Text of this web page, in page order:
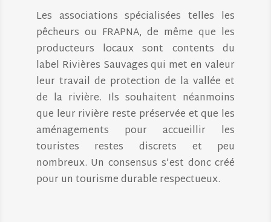
Les associations spécialisées telles les
pêcheurs ou FRAPNA, de même que les
producteurs locaux sont contents du
label Rivières Sauvages qui met en valeur
leur travail de protection de la vallée et
de la rivière. Ils souhaitent néanmoins
que leur rivière reste préservée et que les
aménagements pour accueillir les
touristes restes discrets et peu
nombreux. Un consensus s’est donc créé
pour un tourisme durable respectueux.